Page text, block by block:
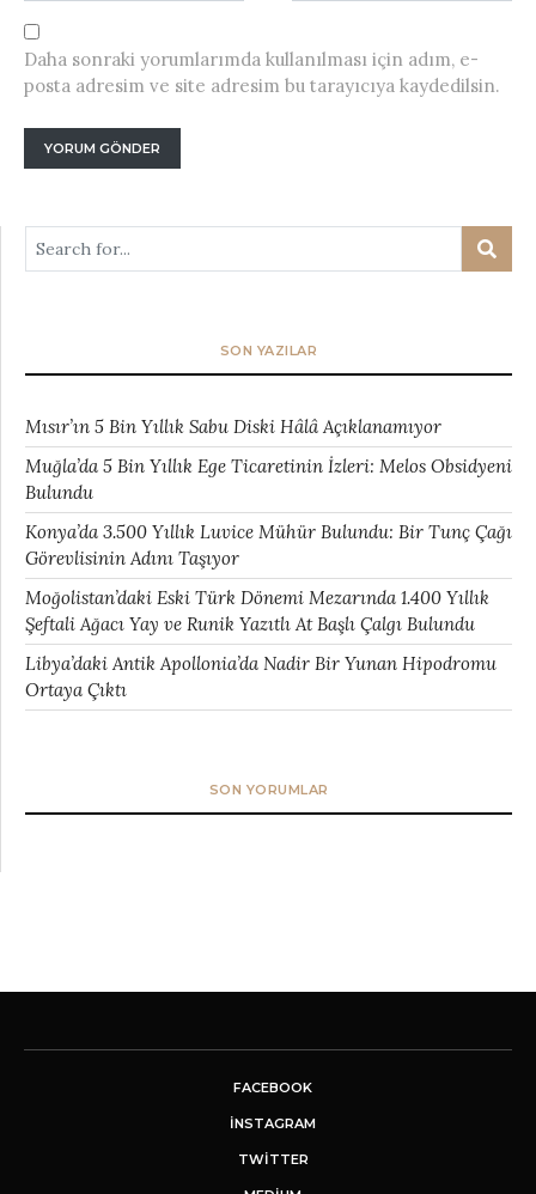
Daha sonraki yorumlarımda kullanılması için adım, e-
posta adresim ve site adresim bu tarayıcıya kaydedilsin.
SON YAZILAR
Mısır’ın 5 Bin Yıllık Sabu Diski Hâlâ Açıklanamıyor
Muğla’da 5 Bin Yıllık Ege Ticaretinin İzleri: Melos Obsidyeni
Bulundu
Konya’da 3.500 Yıllık Luvice Mühür Bulundu: Bir Tunç Çağı
Görevlisinin Adını Taşıyor
Moğolistan’daki Eski Türk Dönemi Mezarında 1.400 Yıllık
Şeftali Ağacı Yay ve Runik Yazıtlı At Başlı Çalgı Bulundu
Libya’daki Antik Apollonia’da Nadir Bir Yunan Hipodromu
Ortaya Çıktı
SON YORUMLAR
FACEBOOK
INSTAGRAM
TWITTER